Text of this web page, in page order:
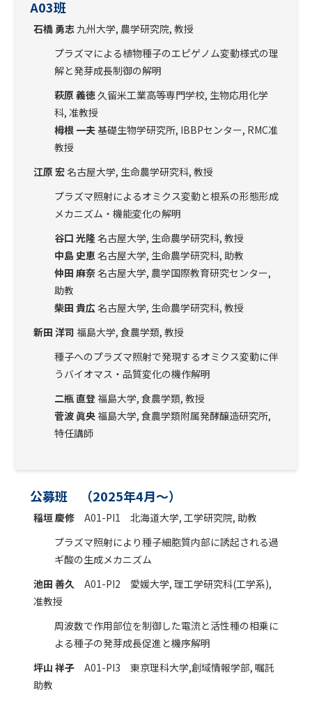
A03班
石橋 勇志九州大学, 農学研究院, 教授
プラズマによる植物種子のエピゲノム変動様式の理
解と発芽成長制御の解明
萩原 義徳久留米工業高等専門学校, 生物応用化学
科, 准教授
栂根 一夫基礎生物学研究所, IBBPセンター, RMC准
教授
江原 宏名古屋大学, 生命農学研究科, 教授
プラズマ照射によるオミクス変動と根系の形態形成
メカニズム・機能変化の解明
谷口 光隆名古屋大学, 生命農学研究科, 教授
中島 史恵名古屋大学, 生命農学研究科, 助教
仲田 麻奈名古屋大学, 農学国際教育研究センター,
助教
柴田 貴広 名古屋大学, 生命農学研究科, 教授
新田 洋司 福島大学, 食農学類, 教授
種子へのプラズマ照射で発現するオミクス変動に伴
うバイオマス・品質変化の機作解明
二瓶 直登福島大学, 食農学類, 教授
菅波 眞央福島大学, 食農学類附属発酵醸造研究所,
特任講師
公募班 （2025年4月～）
稲垣 慶修A01-PI1 北海道大学, 工学研究院, 助教
プラズマ照射により種子細胞質内部に誘起される過
ギ酸の生成メカニズム
池田 善久A01-PI2 愛媛大学, 理工学研究科(工学系),
准教授
周波数で作用部位を制御した電流と活性種の相乗に
よる種子の発芽成長促進と機序解明
坪山 祥子A01-PI3 東京理科大学,創域情報学部, 嘱託
助教